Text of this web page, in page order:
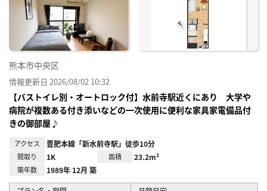
熊本市中央区
情報更新日 2026/08/02 10:32
【バストイレ別・オートロック付】水前寺駅近くにあり 大学や
病院が複数ある付き添いなどの一次使用に便利な家具家電備品付
きの御部屋♪
アクセス 豊肥本線「新水前寺駅」徒歩10分
間取り 1K 面積 23.2m²
築年数 1989年 12月 築